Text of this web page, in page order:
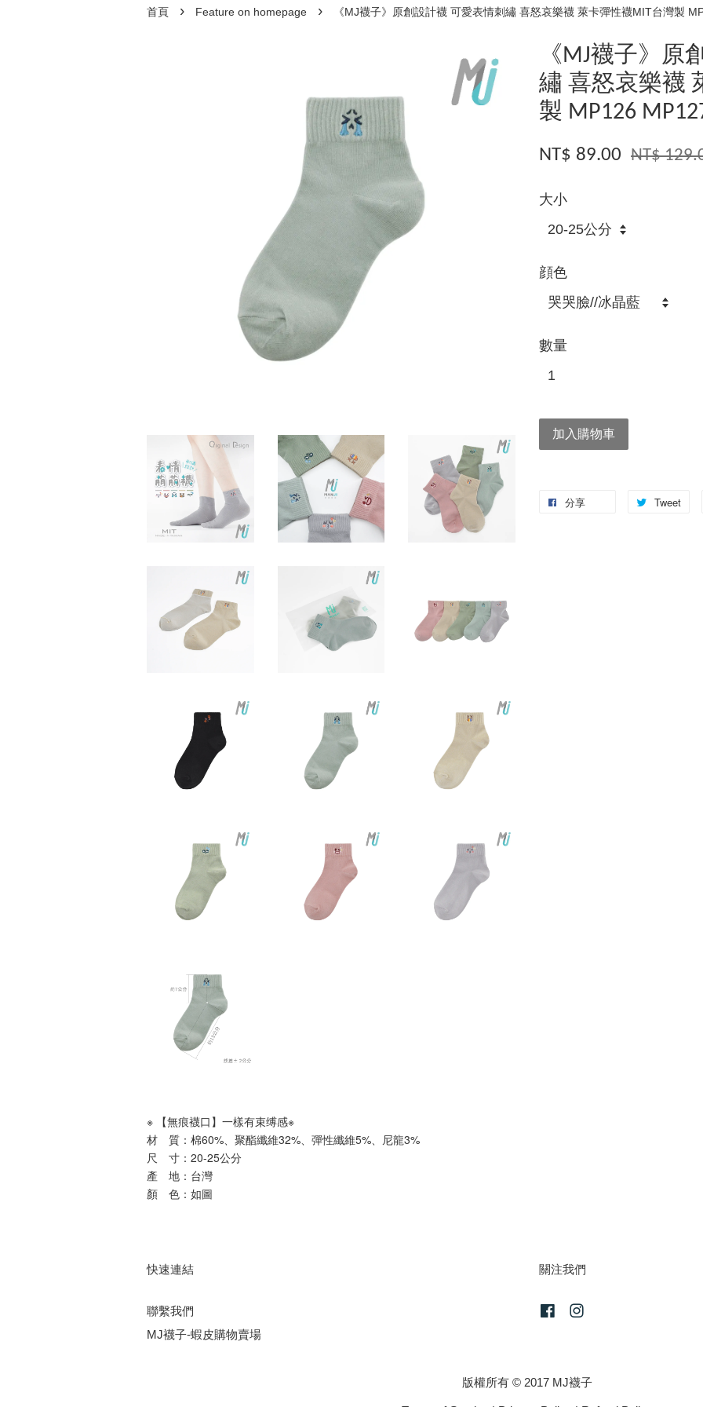
首頁 › Feature on homepage › 《MJ襪子》原創設計襪 可愛表情刺繡 喜怒哀樂襪 萊卡彈性襪MIT台灣製
《MJ襪子》原
繡 喜怒哀樂襪
製 MP126
NT$ 89.00 NT$
大小
顔色
數量
加入購物車
分享 Tweet
※ 【無痕襪口】一樣有束缚感※
材　質：棉60%、聚酯纖維32%、彈性纖維5%、尼龍3%
尺　寸：20-25公分
產　地：台灣
顏　色：如圖
快速連結
聯繫我們
MJ襪子-蝦皮購物賣場
關注我們
Facebook
版權所有 © 2017 MJ襪子